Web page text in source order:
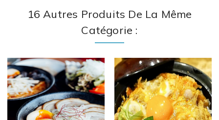
16 Autres Produits De La Même
Catégorie :